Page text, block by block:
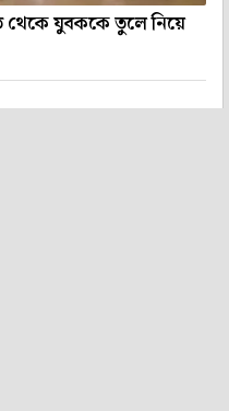
থেকে যুবককে তুলে নিয়ে